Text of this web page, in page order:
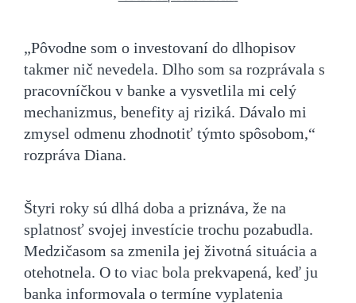
„Pôvodne som o investovaní do dlhopisov
takmer nič nevedela. Dlho som sa rozprávala s
pracovníčkou v banke a vysvetlila mi celý
mechanizmus, benefity aj riziká. Dávalo mi
zmysel odmenu zhodnotiť týmto spôsobom,“
rozpráva Diana.
Štyri roky sú dlhá doba a priznáva, že na
splatnosť svojej investície trochu pozabudla.
Medzičasom sa zmenila jej životná situácia a
otehotnela. O to viac bola prekvapená, keď ju
banka informovala o termíne vyplatenia